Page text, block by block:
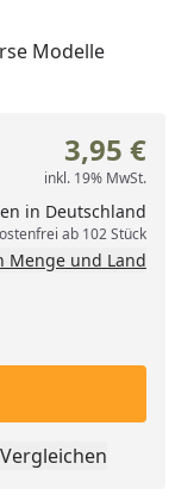
Modelle
3,95 €
inkl. 19% MwSt.
in Deutschland
ab 102 Stück
Menge und Land
legen
Produkt
Vergleichen